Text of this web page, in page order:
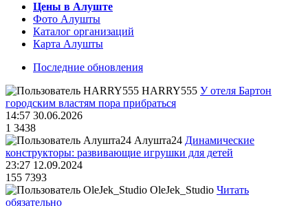
Цены в Алуште
Фото Алушты
Каталог организаций
Карта Алушты
Последние обновления
HARRY555 У отеля Бартон
городским властям пора прибраться
14:57 30.06.2026
1 3438
Алушта24 Динамические
конструкторы: развивающие игрушки для детей
23:27 12.09.2024
155 7393
OleJek_Studio Читать
обязательно